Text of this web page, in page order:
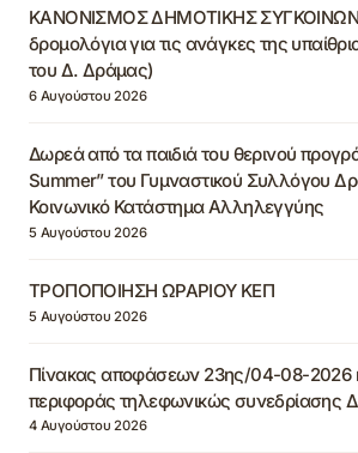
ΚΑΝΟΝΙΣΜΟΣ ΔΗΜΟΤΙΚΗΣ
δρομολόγια για τις ανάγκες της
του Δ. Δράμας)
6 Αυγούστου 2026
Δωρεά από τα παιδιά του θερινού
Summer” του Γυμναστικού Συλλόγου
Κοινωνικό Κατάστημα Αλληλεγγύης
5 Αυγούστου 2026
ΤΡΟΠΟΠΟΙΗΣΗ ΩΡΑΡΙΟΥ ΚΕΠ
5 Αυγούστου 2026
Πίνακας αποφάσεων 23ης/04-08-2026
περιφοράς τηλεφωνικώς συνεδρίασης
4 Αυγούστου 2026